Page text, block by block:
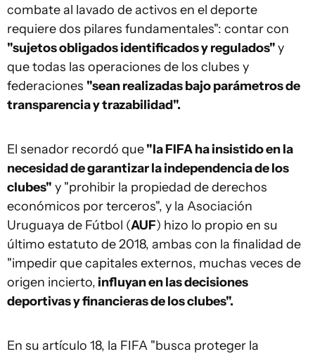
combate al lavado de activos en el deporte
requiere dos pilares fundamentales": contar con
"sujetos obligados identificados y regulados"y
que todas las operaciones de los clubes y
federaciones "sean realizadas bajo parámetros de
transparencia y trazabilidad".
El senador recordó que"la FIFA ha insistido en la
necesidad de garantizar la independencia de los
clubes" y "prohibir la propiedad de derechos
económicos por terceros", y la Asociación
Uruguaya de Fútbol (AUF) hizo lo propio en su
último estatuto de 2018, ambas con la finalidad de
"impedir que capitales externos, muchas veces de
origen incierto, influyan en las decisiones
deportivas y financieras de los clubes".
En su artículo 18, la FIFA "busca proteger la